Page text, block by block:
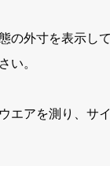
の外寸を表示して
い。
エアを測り、サ